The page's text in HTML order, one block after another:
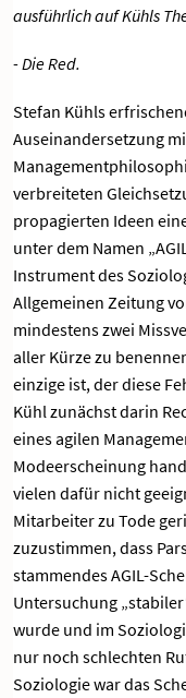
ausführlichauf Kühls
- Die Red.
Stefan Kühls
Auseinandersetzung
verbreiteten
propagierten Ideen
unter dem Namen
Instrument des
Allgemeinen Zeitung
mindestens zwei
aller Kürze zu
einzige ist, der diese
Kühl zunächst darin
eines agilen
Modeerscheinung
vielen dafür nicht
Mitarbeiter zu Tode
zuzustimmen, dass
stammendes AGIL-
Untersuchung
wurde und im
nur noch schlechten
Soziologie war das